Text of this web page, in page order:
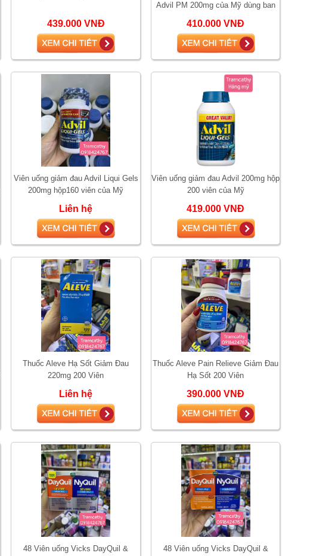
439.000 VNĐ
Advil PM 200mg của Mỹ dùng ban
410.000 VNĐ
Viên uống giảm đau Advil Liqui Gels
200mg hộp160 viên của Mỹ
Liên hệ
Viên uống giảm đau Advil 200mg hộp
200 viên của Mỹ
419.000 VNĐ
Thuốc Aleve Hạ Sốt Giảm Đau
220mg 200 Viên
Liên hệ
Thuốc Aleve Pain Relieve Giảm Đau
Hạ Sốt 200 Viên
390.000 VNĐ
48 Viên uống Vicks DayQuil & 48 Viên uống Vicks DayQuil &